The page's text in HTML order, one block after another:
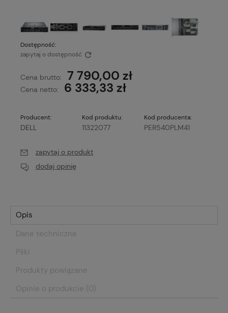
Dostępność:
zapytaj o dostępność
Cena brutto: 7 790,00 zł
Cena netto: 6 333,33 zł
Producent:
DELL
Kod produktu:
11322077
Kod producenta:
PER540PLM41
zapytaj o produkt
dodaj opinię
Opis
Dane techniczne
Pliki
Produkty powiązane
Opinie o produkcie (0)